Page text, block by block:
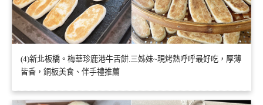
(4)新北板橋。梅華珍鹿港牛舌餅.三姊妹~現烤熱呼呼最好吃，厚薄
皆香，銅板美食、伴手禮推薦